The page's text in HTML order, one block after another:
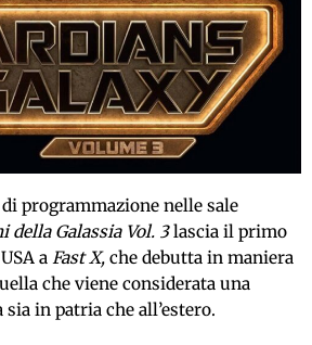
programmazione nelle sale
della Galassia Vol. 3lascia il primo
a Fast X, che debutta in maniera
che viene considerata una
in patria che all’estero.